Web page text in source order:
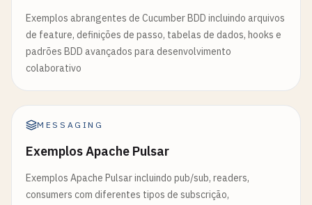
Exemplos abrangentes de Cucumber BDD incluindo arquivos
de feature, definições de passo, tabelas de dados, hooks e
padrões BDD avançados para desenvolvimento
colaborativo
MESSAGING
Exemplos Apache Pulsar
Exemplos Apache Pulsar incluindo pub/sub, readers,
consumers com diferentes tipos de subscrição,